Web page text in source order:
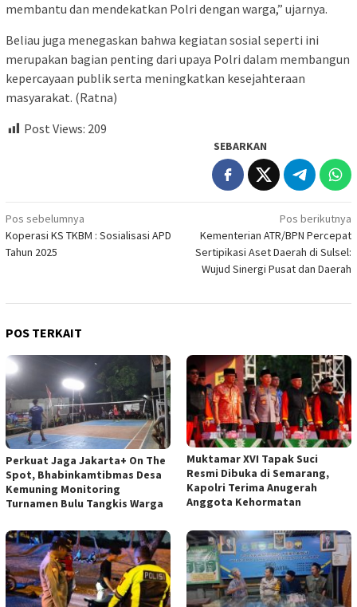
membantu dan mendekatkan Polri dengan warga,” ujarnya.
Beliau juga menegaskan bahwa kegiatan sosial seperti ini
merupakan bagian penting dari upaya Polri dalam membangun
kepercayaan publik serta meningkatkan kesejahteraan
masyarakat. (Ratna)
Post Views: 209
SEBARKAN
Navigasi
pos
Pos sebelumnya
Koperasi KS TKBM : Sosialisasi APD
Tahun 2025
Pos berikutnya
Kementerian ATR/BPN Percepat
Sertipikasi Aset Daerah di Sulsel:
Wujud Sinergi Pusat dan Daerah
POS TERKAIT
Perkuat Jaga Jakarta+ On The
Spot, Bhabinkamtibmas Desa
Kemuning Monitoring
Turnamen Bulu Tangkis Warga
Muktamar XVI Tapak Suci
Resmi Dibuka di Semarang,
Kapolri Terima Anugerah
Anggota Kehormatan